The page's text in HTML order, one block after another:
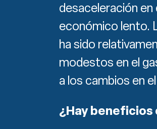
desaceleración
económico lento.
ha sido
modestos en el
a los cambios en
¿Hay beneficios